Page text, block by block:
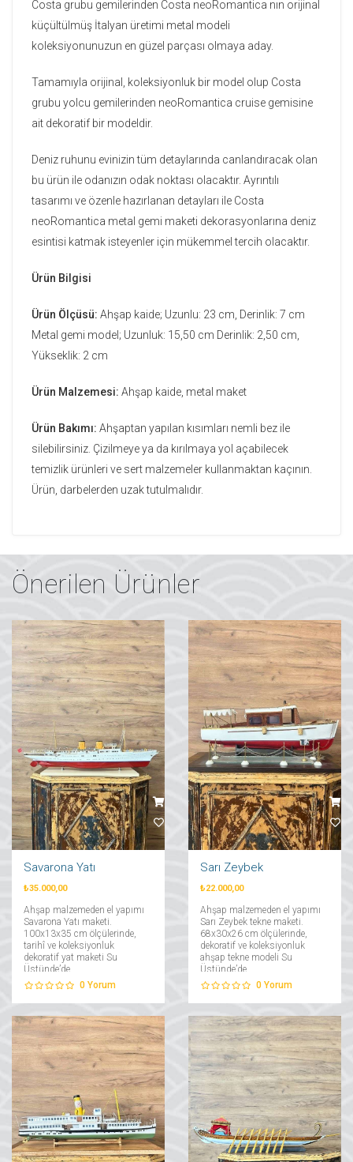
Costa grubu gemilerinden Costa neoRomantica nın orijinal
küçültülmüş İtalyan üretimi metal modeli
koleksiyonunuzun en güzel parçası olmaya aday.
Tamamıyla orijinal, koleksiyonluk bir model olup Costa
grubu yolcu gemilerinden neoRomantica cruise gemisine
ait dekoratif bir modeldir.
Deniz ruhunu evinizin tüm detaylarında canlandıracak olan
bu ürün ile odanızın odak noktası olacaktır. Ayrıntılı
tasarımı ve özenle hazırlanan detayları ile Costa
neoRomantica metal gemi maketi dekorasyonlarına deniz
esintisi katmak isteyenler için mükemmel tercih olacaktır.
Ürün Bilgisi
Ürün Ölçüsü: Ahşap kaide; Uzunlu: 23 cm, Derinlik: 7 cm
Metal gemi model; Uzunluk: 15,50 cm Derinlik: 2,50 cm,
Yükseklik: 2 cm
Ürün Malzemesi: Ahşap kaide, metal maket
Ürün Bakımı: Ahşaptan yapılan kısımları nemli bez ile
silebilirsiniz. Çizilmeye ya da kırılmaya yol açabilecek
temizlik ürünleri ve sert malzemeler kullanmaktan kaçının.
Ürün, darbelerden uzak tutulmalıdır.
Önerilen Ürünler
Savarona Yatı
₺35.000,00
Ahşap malzemeden el yapımı
Savarona Yatı maketi.
100x13x35 cm ölçülerinde,
tarihî ve koleksiyonluk
dekoratif yat maketi Su
Üstünde’de....
0 Yorum
Sarı Zeybek
₺22.000,00
Ahşap malzemeden el yapımı
Sarı Zeybek tekne maketi.
68x30x26 cm ölçülerinde,
dekoratif ve koleksiyonluk
ahşap tekne modeli Su
Üstünde’de....
0 Yorum